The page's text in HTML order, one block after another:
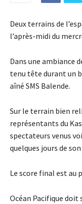
Deux terrains de
l’après-midi du
Dans une ambiance
tenu tête durant un
aîné SMS Balende.
Sur le terrain bien
représentants du
spectateurs venus
quelques jours de
Le score final est au
Océan Pacifique doit